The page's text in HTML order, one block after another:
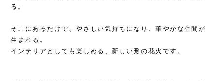
る。
そこにあるだけで、やさしい気持ちになり、華やかな空間が
生まれる。
インテリアとしても楽しめる、新しい形の花火です。